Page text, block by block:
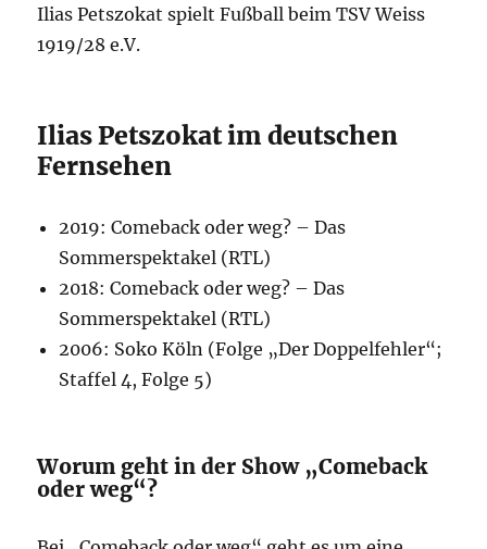
Ilias Petszokat spielt Fußball beim TSV Weiss
1919/28 e.V.
Ilias Petszokat im deutschen
Fernsehen
2019: Comeback oder weg? – Das
Sommerspektakel (RTL)
2018: Comeback oder weg? – Das
Sommerspektakel (RTL)
2006: Soko Köln (Folge „Der Doppelfehler“;
Staffel 4, Folge 5)
Worum geht in der Show „Comeback
oder weg“?